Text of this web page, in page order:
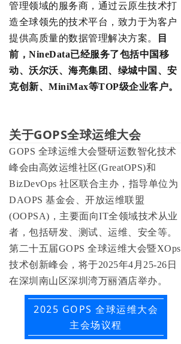
管理领域的服务商，通过云原生技术打
造全球领先的技术平台，致力于为客户
提供高质量的数据管理解决方案。
目
前， NineData已经服务了包括中国移
动、沃尔沃、海亮集团、绿城中国、安
克创新、MiniMax等TOP级企业客户。
关于GOPS全球运维大会
GOPS 全球运维大会暨研运数智化技术
峰会由高效运维社区(GreatOPS)和
BizDevOps 社区联合主办，指导单位为
DAOPS 基金会、开放运维联盟
(OOPSA)，主要面向IT全领域技术从业
者，包括研发、测试、运维、安全等。
第二十五届GOPS 全球运维大会暨XOps
技术创新峰会，将于2025年4月25-26日
在深圳南山区深圳湾万丽酒店举办。
2025 GOPS 全球运维大会
主会场议程